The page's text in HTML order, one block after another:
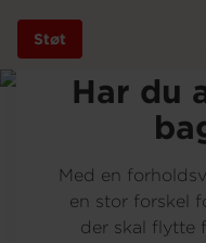
Gå
Støt
Foto: Peter Sørensen
Har du
Med en
en stor forskel
der skal flytte